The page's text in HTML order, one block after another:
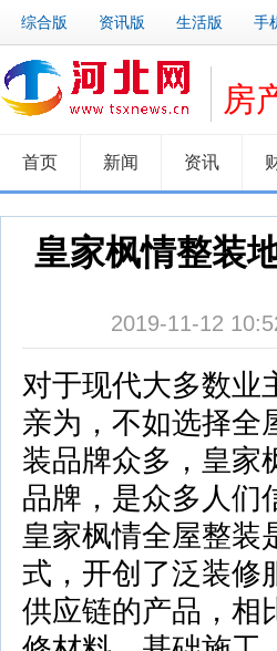
综合版 资讯版 生活版 手
房
首页 新闻 资讯
皇家枫情整装
2019-11-12
对于现代大多数业
亲为，不如选择全
装品牌众多，皇家
品牌，是众多人们
皇家枫情全屋整装
式，开创了泛装修
供应链的产品，相